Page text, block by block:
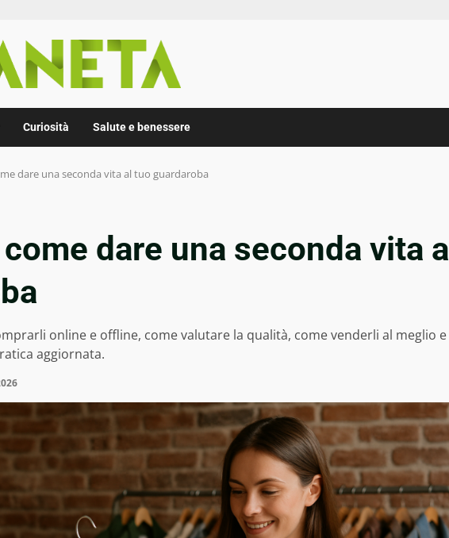
Curiosità Salute e benessere
dare una seconda vita al tuo guardaroba
dare una seconda vita al
online e offline, come valutare la qualità, come venderli al meglio e
aggiornata.